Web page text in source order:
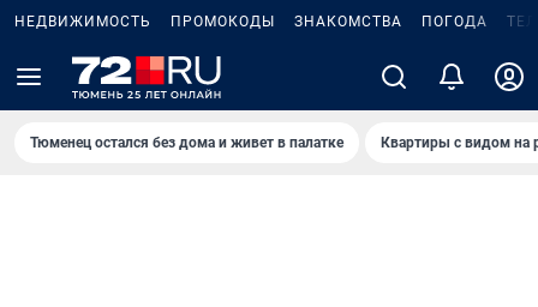
НЕДВИЖИМОСТЬ ПРОМОКОДЫ ЗНАКОМСТВА ПОГОДА
Тюменец остался без дома и живет в палатке Квартиры с видом на